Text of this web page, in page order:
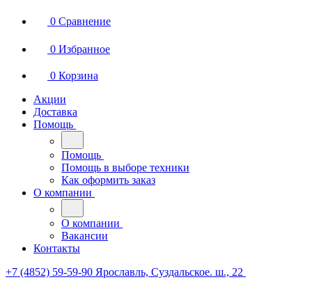
0 Сравнение
0 Избранное
0 Корзина
Акции
Доставка
Помощь
Помощь
Помощь в выборе техники
Как оформить заказ
О компании
О компании
Вакансии
Контакты
+7 (4852) 59-59-90 Ярославль, Суздальское. ш., 22